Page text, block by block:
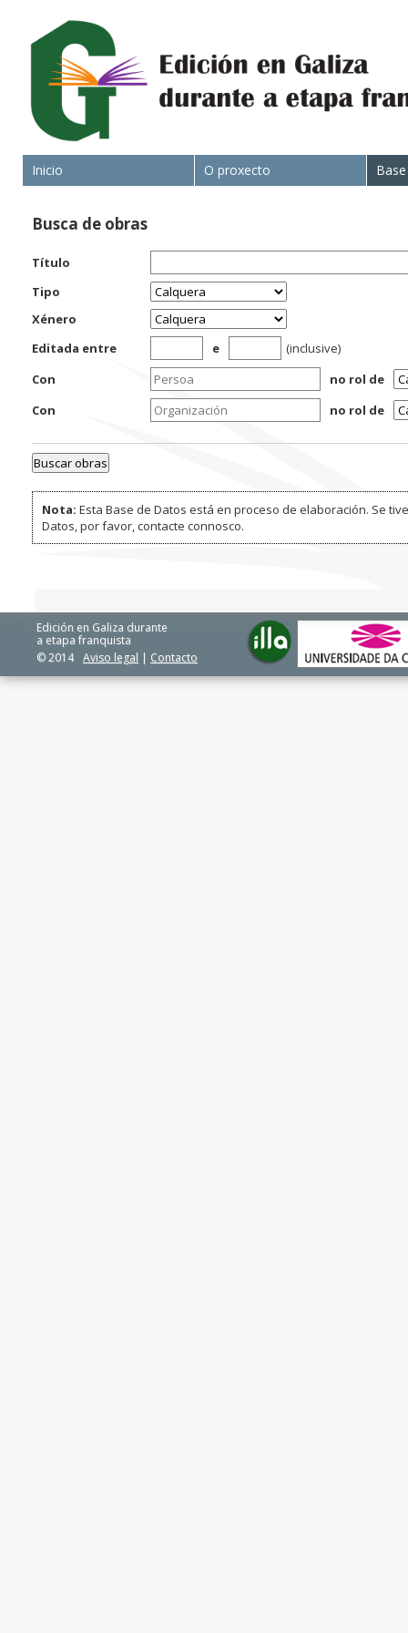
Inicio O proxecto
Busca de obras
Título
Tipo
Xénero
Editada entre
e
(inclusive)
Con
no rol de
Con
no rol de
Nota: Esta Base de Datos está en proceso de elaboración. Se
Datos, por favor, contacte connosco.
Edición en Galiza durante
a etapa franquista
© 2014 Aviso legal | Contacto